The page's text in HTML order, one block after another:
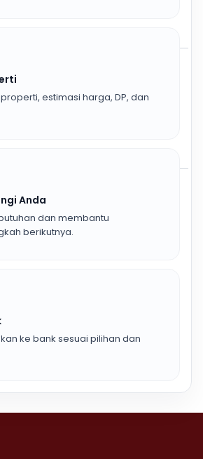
estimasi harga, DP, dan
Anda
dan membantu
berikutnya.
ke bank sesuai pilihan dan